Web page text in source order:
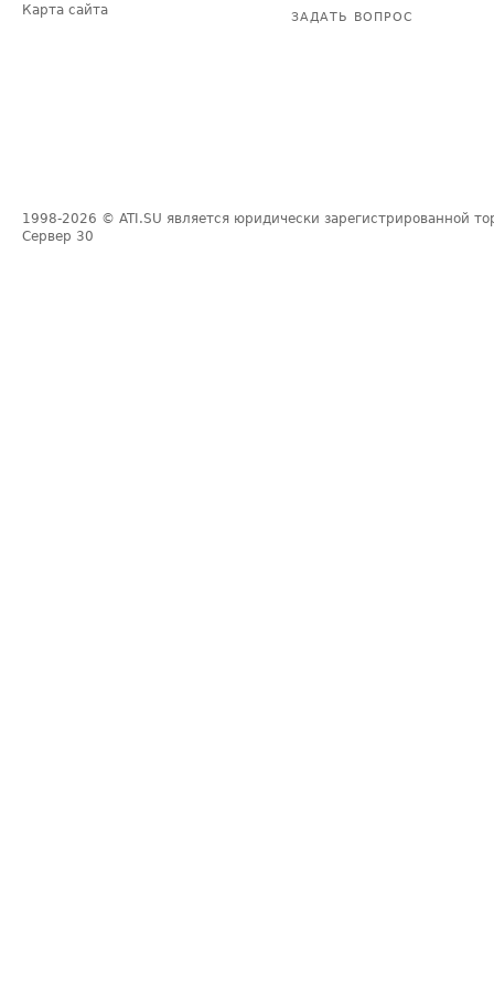
Карта сайта
ЗАДАТЬ ВОПРОС
1998-2026 © ATI.SU является юридически зарегистрированной
Сервер 30